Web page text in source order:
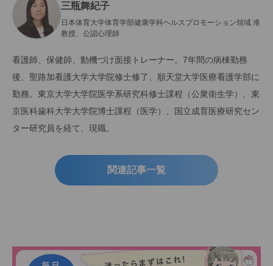
三瓶舞紀子
日本体育大学体育学部健康学科ヘルスプロモーション領域 准
教授、公認心理師
看護師、保健師、動機づけ面接トレーナー。7年間の病棟勤務
後、聖路加看護大学大学院修士修了、順天堂大学医療看護学部に
勤務。東京大学大学院医学系研究科修士課程（公衆衛生学）、東
京医科歯科大学大学院博士課程（医学）、国立成育医療研究セン
ター研究員を経て、現職。
関連記事一覧